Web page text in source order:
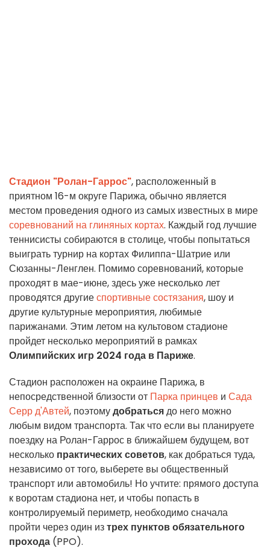
Стадион "Ролан-Гаррос", расположенный в
приятном 16-м округе Парижа, обычно является
местом проведения одного из самых известных в мире
соревнований на глиняных кортах. Каждый год лучшие
теннисисты собираются в столице, чтобы попытаться
выиграть турнир на кортах Филиппа-Шатрие или
Сюзанны-Ленглен. Помимо соревнований, которые
проходят в мае-июне, здесь уже несколько лет
проводятся другиеспортивные состязания, шоу и
другие культурные мероприятия, любимые
парижанами. Этим летом на культовом стадионе
пройдет несколько мероприятий в рамках
Олимпийских игр 2024 года в Париже.
Стадион расположен на окраине Парижа, в
непосредственной близости от Парка принцев и Сада
Серр д'Автей, поэтомудобратьсядо него можно
любым видом транспорта. Так что если вы планируете
поездку на Ролан-Гаррос в ближайшем будущем, вот
несколько практических советов, как добраться туда,
независимо от того, выберете вы общественный
транспорт или автомобиль! Но учтите: прямого доступа
к воротам стадиона нет, и чтобы попасть в
контролируемый периметр, необходимо сначала
пройти через один изтрех пунктов обязательного
прохода (PPO).